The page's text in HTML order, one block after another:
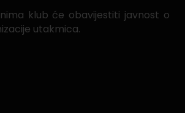
klub će obavijestiti javnost o
utakmica.